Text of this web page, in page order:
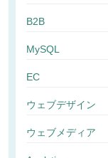
B2B
MySQL
EC
ウェブデザイン
ウェブメディア